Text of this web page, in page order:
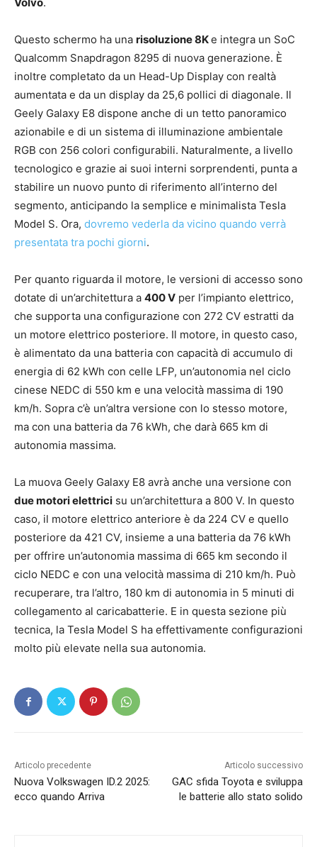
Questo schermo ha una risoluzione 8Ke integra un SoC
Qualcomm Snapdragon 8295 di nuova generazione. È
inoltre completato da un Head-Up Display con realtà
aumentata e da un display da 25,6 pollici di diagonale. Il
Geely Galaxy E8 dispone anche di un tetto panoramico
azionabile e di un sistema di illuminazione ambientale
RGB con 256 colori configurabili. Naturalmente, a livello
tecnologico e grazie ai suoi interni sorprendenti, punta a
stabilire un nuovo punto di riferimento all’interno del
segmento, anticipando la semplice e minimalista Tesla
Model S. Ora, dovremo vederla da vicino quando verrà
presentata tra pochi giorni.
Per quanto riguarda il motore, le versioni di accesso sono
dotate di un’architettura a 400 V per l’impianto elettrico,
che supporta una configurazione con 272 CV estratti da
un motore elettrico posteriore. Il motore, in questo caso,
è alimentato da una batteria con capacità di accumulo di
energia di 62 kWh con celle LFP, un’autonomia nel ciclo
cinese NEDC di 550 km e una velocità massima di 190
km/h. Sopra c’è un’altra versione con lo stesso motore,
ma con una batteria da 76 kWh, che darà 665 km di
autonomia massima.
La muova Geely Galaxy E8 avrà anche una versione con
due motori elettrici su un’architettura a 800 V. In questo
caso, il motore elettrico anteriore è da 224 CV e quello
posteriore da 421 CV, insieme a una batteria da 76 kWh
per offrire un’autonomia massima di 665 km secondo il
ciclo NEDC e con una velocità massima di 210 km/h. Può
recuperare, tra l’altro, 180 km di autonomia in 5 minuti di
collegamento al caricabatterie. E in questa sezione più
tecnica, la Tesla Model S ha effettivamente configurazioni
molto più elevate nella sua autonomia.
Articolo precedente
Nuova Volkswagen ID.2 2025:
ecco quando Arriva
Articolo successivo
GAC sfida Toyota e sviluppa
le batterie allo stato solido